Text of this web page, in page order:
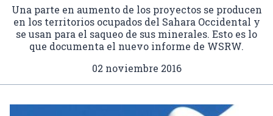
Una parte en aumento de los proyectos se producen
en los territorios ocupados del Sahara Occidental y
se usan para el saqueo de sus minerales. Esto es lo
que documenta el nuevo informe de WSRW.
02 noviembre 2016